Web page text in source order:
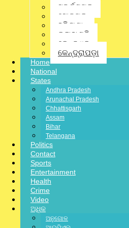
ସୁବର୍ଣ୍ଣପୁର
ସୋନପୁର
ହରିୟଣା
କଳାହାଣ୍ଡି
କେନ୍ଦୁଝର
କେନ୍ଦ୍ରାପଡ଼ା
Home
National
States
Andhra Pradesh
Arunachal Pradesh
Chhattisgarh
Assam
Bihar
Telangana
Politics
Contact
Sports
Entertainment
Health
Crime
Video
ଅଧିକ
ଅନୁଗୋଳ
Previous Posts
Next Post
Related Posts: